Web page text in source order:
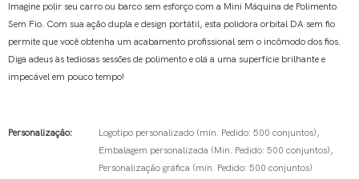
Imagine polir seu carro ou barco sem esforço com a Mini Máquina de Polimento
Sem Fio. Com sua ação dupla e design portátil, esta polidora orbital DA sem fio
permite que você obtenha um acabamento profissional sem o incômodo dos fios.
Diga adeus às tediosas sessões de polimento e olá a uma superfície brilhante e
impecável em pouco tempo!
Personalização:
Logotipo personalizado (mín. Pedido: 500 conjuntos),
Embalagem personalizada (Min. Pedido: 500 conjuntos),
Personalização gráfica (mín. Pedido: 500 conjuntos)